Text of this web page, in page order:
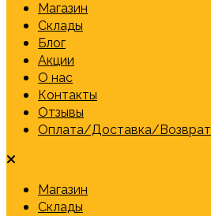
Магазин
Склады
Блог
Акции
О нас
Контакты
Отзывы
Оплата/Доставка/Возврат
Магазин
Склады